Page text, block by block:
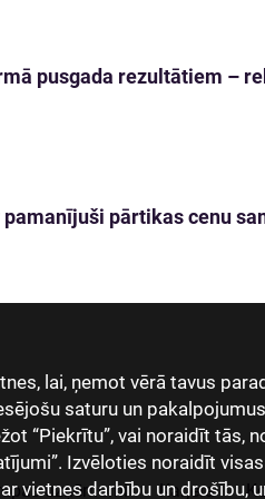
lai, ņemot vērā tavus
saturu un
“Piekrītu”, vai noraidīt tās,
Izvēloties noraidīt
vietnes darbību un drošību,
pusgada rezultātiem –
pārtikas cenu
uzņēmumi Karjera